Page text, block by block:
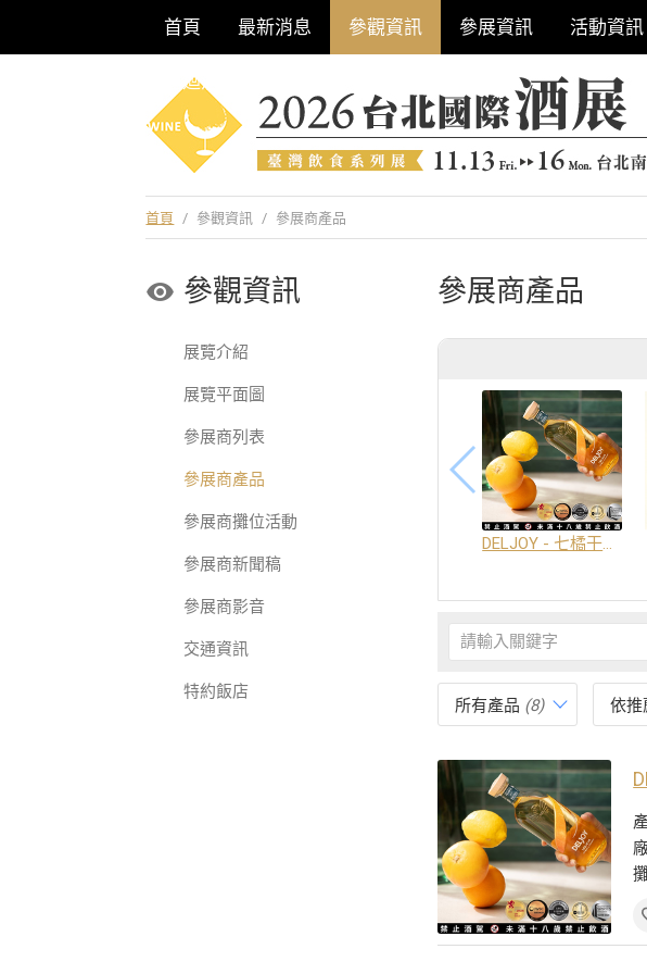
首頁 最新消息 參觀資訊 參展資訊 活動資訊
巡迴酒展系列
首頁 / 參觀資訊 / 參展商產品
參觀資訊
展覽介紹
展覽平面圖
參展商列表
參展商產品
參展商攤位活動
參展商新聞稿
參展商影音
交通資訊
特約飯店
參展商產品
DELJOY - 七橘干邑利口酒 24%
所有產品 (8) 依推